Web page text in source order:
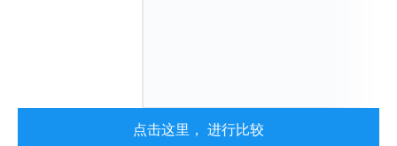
点击这里， 进行比较